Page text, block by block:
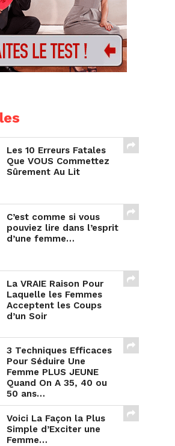
Les 10 Erreurs Fatales
Que VOUS Commettez
Sûrement Au Lit
C’est comme si vous
pouviez lire dans l’esprit
d’une femme…
La VRAIE Raison Pour
Laquelle les Femmes
Acceptent les Coups
d’un Soir
3 Techniques Efficaces
Pour Séduire Une
Femme PLUS JEUNE
Quand On A 35, 40 ou
50 ans…
Voici La Façon la Plus
Simple d’Exciter une
Femme…